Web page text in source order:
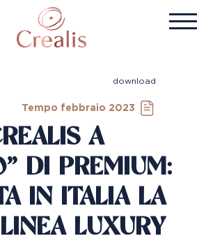
download
Tempo febbraio 2023
A
DI PREMIUM:
IN ITALIA LA
LUXURY